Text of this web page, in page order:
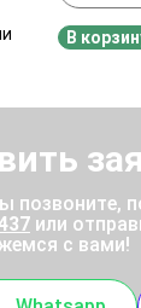
В
позвоните,
или
с вами!